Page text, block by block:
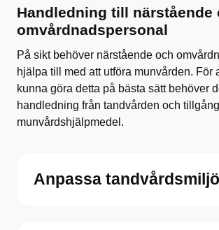
Handledning till närstående
omvårdnadspersonal
På sikt behöver närstående och
hjälpa till med att utföra munvården. För
kunna göra detta på bästa sätt behöver
handledning från tandvården och tillgång
munvårdshjälpmedel.
Anpassa